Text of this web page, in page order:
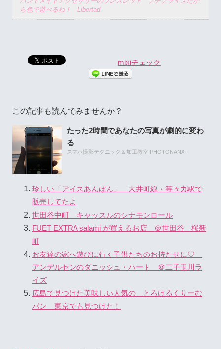
ら色で遊べるね！ Libertad
mixiチェック
この記事も読んでみませんか？
たった2時間であなたの写真が劇的に変わ
る
スマホ撮影テクニック＆加工教室-PHOTONANA-
珍しい「アイスあんぱん」 大井町線・等々力駅で
販売してたよ
世田谷中町 キャッスルのシナモンロール
FUET EXTRA salami が買えるお店 ＠世田谷 桜新
町
お友達の家へ遊びに行く子供たちのお持たせに♡
アンデルセンのダニッシュ・ハート ＠二子玉川ラ
イズ
広島で見つけた美味しい人気の とろけるくりーむ
パン 東京でも見つけた！